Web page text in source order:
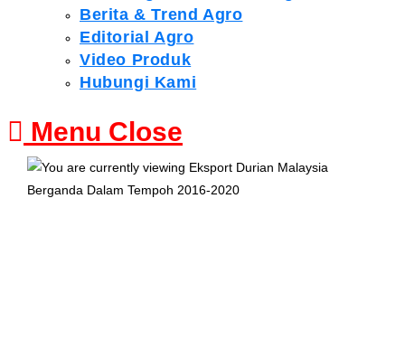
Berita & Trend Agro
Editorial Agro
Video Produk
Hubungi Kami
Menu Close